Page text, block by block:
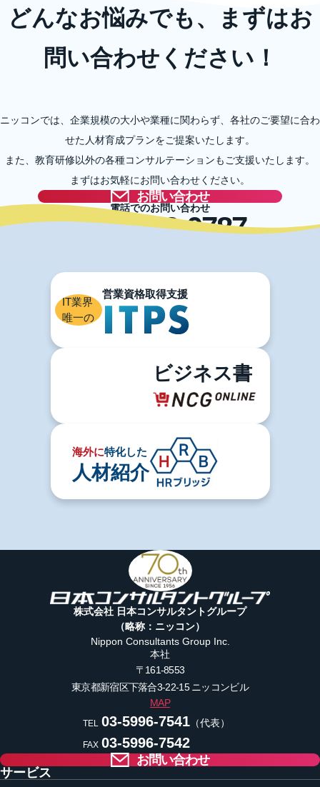
どんなお悩みでも、まずはお
問い合わせください！
ニッコンでは、企業規模の大小や業種に関わらず、各社のご要望に合わ
せた人材育成プランをご提案いたします。
また、教育研修以外の各種コンサルテーションもご支援いたします。
まずはお気軽にお問い合わせください。
お問い合わせ
電話でのお問い合わせ
03-5996-0787
IT業界
唯一の
ビジネス書
海外に特化した
人材紹介
株式会社 日本コンサルタントグループ
（略称：ニッコン）
Nippon Consultants Group Inc.
本社
〒161-8553
東京都新宿区下落合3-22-15ニッコンビル
MAP
TEL 03-5996-7541（代表）
FAX 03-5996-7542
お問い合わせ
サービス